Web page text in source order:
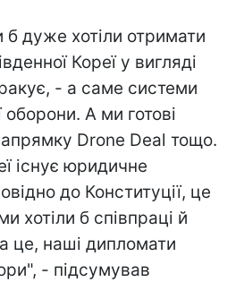
б дуже хотіли отримати
Кореї у вигляді
- а саме системи
оборони. А ми готові
Drone Deal тощо.
існує юридичне
до Конституції, це
хотіли б співпраці й
це, наші дипломати
- підсумував